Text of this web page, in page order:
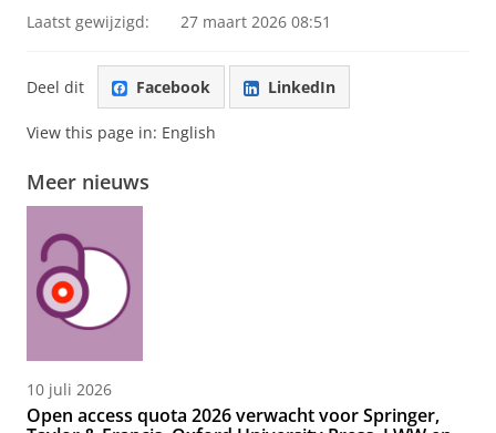
Laatst gewijzigd: 27 maart 2026 08:51
Deel dit Facebook LinkedIn
View this page in: English
Meer nieuws
10 juli 2026
Open access quota 2026 verwacht voor Springer,